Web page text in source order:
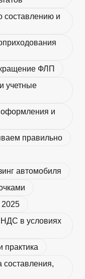
составлению и
ФЛП
учетные
оформления и
правильно
автомобиля
2025
в условиях
практика